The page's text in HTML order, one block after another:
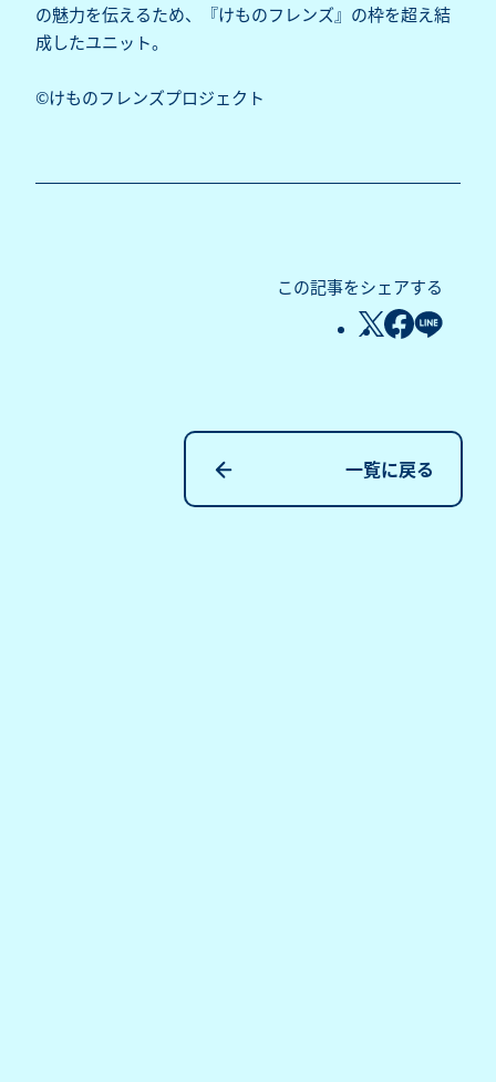
の魅力を伝えるため、『けものフレンズ』の枠を超え結
成したユニット。
©けものフレンズプロジェクト
この記事をシェアする
一覧に戻る